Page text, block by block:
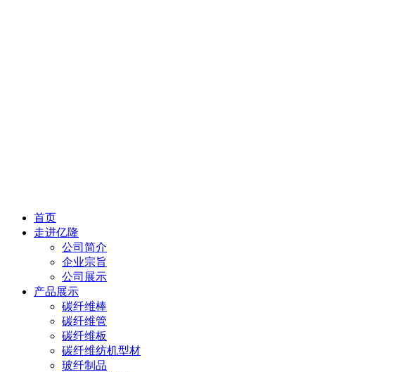
首页
走进亿隆
公司简介
企业宗旨
公司展示
产品展示
碳纤维棒
碳纤维管
碳纤维板
碳纤维纺机型材
玻纤制品